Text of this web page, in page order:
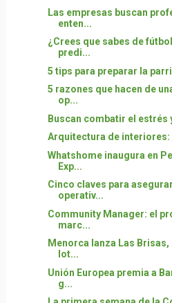
Las empresas buscan
enten...
¿Crees que sabes de
predi...
5 tips para preparar la
5 razones que hacen de
op...
Buscan combatir el estrés
Arquitectura de interiores:
Whatshome inaugura en
Exp...
Cinco claves para
operativ...
Community Manager: el
marc...
Menorca lanza Las
lot...
Unión Europea premia a
g...